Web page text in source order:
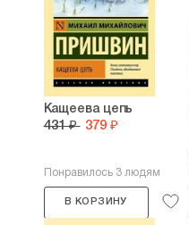
Кащеева цепь
431 ₽ 379 ₽
Понравилось 3 людям
В КОРЗИНУ